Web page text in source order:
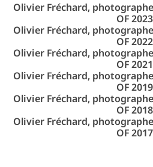
Olivier Fréchard, photographe
OF 2023
Olivier Fréchard, photographe
OF 2022
Olivier Fréchard, photographe
OF 2021
Olivier Fréchard, photographe
OF 2019
Olivier Fréchard, photographe
OF 2018
Olivier Fréchard, photographe
OF 2017